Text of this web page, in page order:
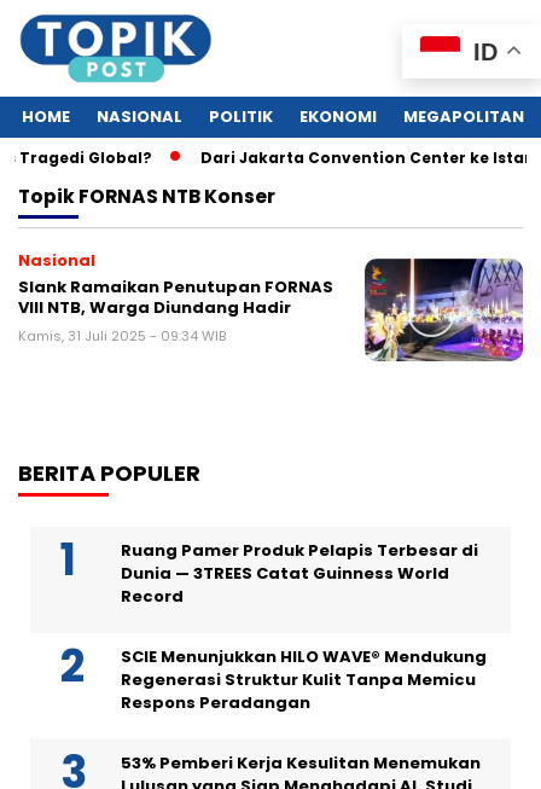
HOME NASIONAL POLITIK EKONOMI MEGAPOLITAN
Tragedi Global? Dari Jakarta Convention Center ke
TopikFORNAS NTB Konser
Nasional
Slank Ramaikan Penutupan FORNAS
VIII NTB, Warga Diundang Hadir
Kamis, 31 Juli 2025 - 09:34 WIB
BERITA POPULER
Ruang Pamer Produk Pelapis Terbesar di
Dunia — 3TREES Catat Guinness World
Record
SCIE Menunjukkan HILO WAVE® Mendukung
Regenerasi Struktur Kulit Tanpa Memicu
Respons Peradangan
53% Pemberi Kerja Kesulitan Menemukan
ID